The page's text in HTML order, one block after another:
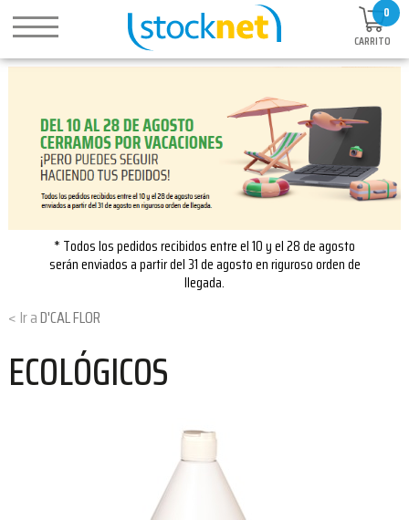
0
CARRITO
* Todos los pedidos recibidos entre el 10 y el 28 de agosto
serán enviados a partir del 31 de agosto en riguroso orden de
llegada.
D'CAL FLOR
ECOLÓGICOS